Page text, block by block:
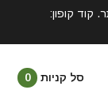
סל קניות 0